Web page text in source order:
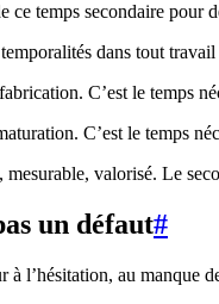
ce temps secondaire pour
dans tout travail
C’est le temps
C’est le temps
valorisé. Le
un défaut#
à l’hésitation, au manque